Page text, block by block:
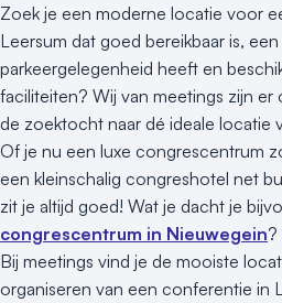
Duurzame locatie
Groene locatie
Heisessie
Hotel
Industriële locatie
Kasteel en landgoed
Kleine / intieme locatie
Locaties aan zee
Museum
Zoek je een moderne locatie voor
Leersum dat goed bereikbaar is,
parkeergelegenheid heeft en
faciliteiten? Wij van meetings zijn er
de zoektocht naar dé ideale locatie
Of je nu een luxe congrescentrum
een kleinschalig congreshotel net
zit je altijd goed! Wat je dacht je
congrescentrum in Nieuwegein?
Bij meetings vind je de mooiste
organiseren van een conferentie in